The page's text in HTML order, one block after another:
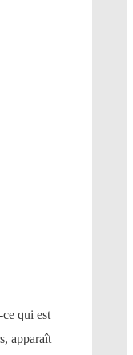
ce qui est
apparaît